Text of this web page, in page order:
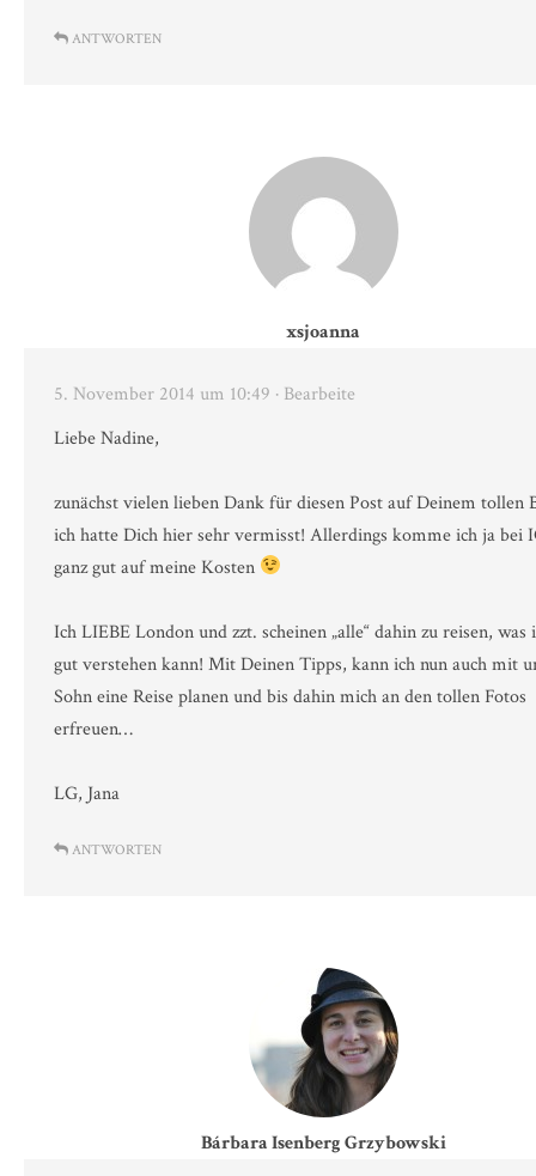
ANTWORTEN
xsjoanna
5. November 2014 um 10:49 · Bearbeite
Liebe Nadine,
zunächst vielen lieben Dank für diesen Post auf Deinem tollen
ich hatte Dich hier sehr vermisst! Allerdings komme ich ja bei
ganz gut auf meine Kosten
Ich LIEBE London und zzt. scheinen „alle“ dahin zu reisen, was
gut verstehen kann! Mit Deinen Tipps, kann ich nun auch mit
Sohn eine Reise planen und bis dahin mich an den tollen Fotos
erfreuen…
LG, Jana
ANTWORTEN
Bárbara Isenberg Grzybowski